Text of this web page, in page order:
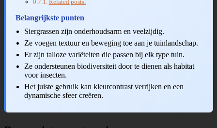
Related posts:
Belangrijkste punten
Siergrassen zijn onderhoudsarm en veelzijdig.
Ze voegen textuur en beweging toe aan je tuinlandschap.
Er zijn talloze variëteiten die passen bij elk type tuin.
Ze ondersteunen biodiversiteit door te dienen als habitat
voor insecten.
Het juiste gebruik kan kleurcontrast verrijken en een
dynamische sfeer creëren.